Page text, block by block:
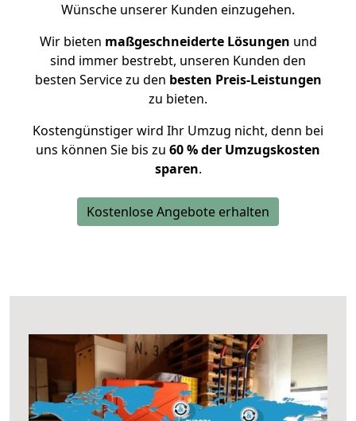
Wünsche unserer Kunden einzugehen.
Wir bieten maßgeschneiderte Lösungen und
sind immer bestrebt, unseren Kunden den
besten Service zu den besten Preis-Leistungen
zu bieten.
Kostengünstiger wird Ihr Umzug nicht, denn bei
uns können Sie bis zu 60 % der Umzugskosten
sparen.
Kostenlose Angebote erhalten